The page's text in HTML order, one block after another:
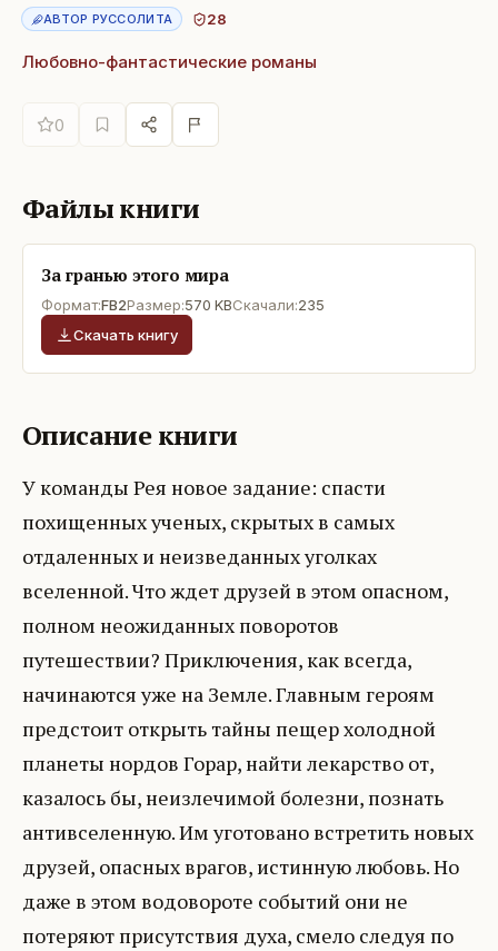
АВТОР РУССОЛИТА 28
Любовно-фантастические романы
0
Файлы книги
За гранью этого мира
Формат:FB2Размер:570 KBСкачали:235
Скачать книгу
Описание книги
У команды Рея новое задание: спасти
похищенных ученых, скрытых в самых
отдаленных и неизведанных уголках
вселенной. Что ждет друзей в этом опасном,
полном неожиданных поворотов
путешествии? Приключения, как всегда,
начинаются уже на Земле. Главным героям
предстоит открыть тайны пещер холодной
планеты нордов Горар, найти лекарство от,
казалось бы, неизлечимой болезни, познать
антивселенную. Им уготовано встретить новых
друзей, опасных врагов, истинную любовь. Но
даже в этом водовороте событий они не
потеряют присутствия духа, смело следуя по